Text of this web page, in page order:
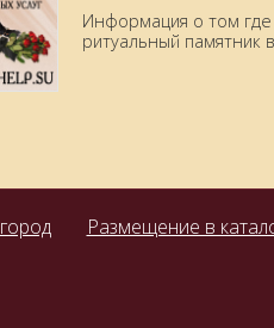
Информация о том где
ритуальный памятник
Размещение в